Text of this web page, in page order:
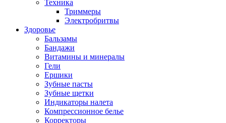
Техника
Триммеры
Электробритвы
Здоровье
Бальзамы
Бандажи
Витамины и минералы
Гели
Ершики
Зубные пасты
Зубные щетки
Индикаторы налета
Компрессионное белье
Корректоры